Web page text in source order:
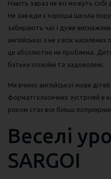
Навіть зараз не всі можуть
Не завжди є хороша школа
забирають час і дуже
англійської є не у всіх
це абсолютно не проблема.
батьки спокійні та задоволені.
Ми вчимо англійської мови
форматі класичних зустрічей в
роком стає все більш
Веселі
SARGOI